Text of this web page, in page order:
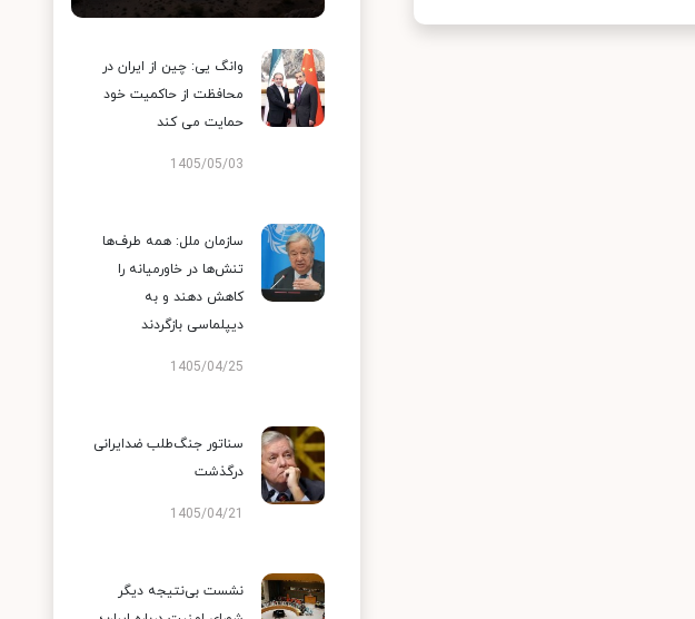
وانگ یی: چین از ایران در
محافظت از حاکمیت خود
حمایت می کند
1405/05/03
سازمان ملل: همه طرف‌ها
تنش‌ها در خاورمیانه را
کاهش دهند و به
دیپلماسی بازگردند
1405/04/25
سناتور جنگ‌طلب ضدایرانی
درگذشت
1405/04/21
نشست بی‌نتیجه دیگر